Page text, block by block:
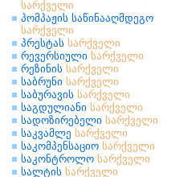
სარქველი
პომპაჟის საწინააღმდეგო
სარქველი
პრესტას სარქველი
რევერსიული სარქველი
რეზინის სარქველი
საბრუნი სარქველი
საბურავის სარქველი
საგდულიანი სარქველი
სადოზირებელი სარქველი
საკვამლე სარქველი
საკომპენსაციო სარქველი
საკონტროლო სარქველი
სალტის სარქველი